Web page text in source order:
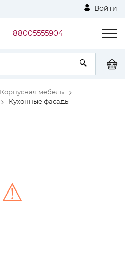
Войти
88005555904
Корпусная мебель
Кухонные фасады
⚠